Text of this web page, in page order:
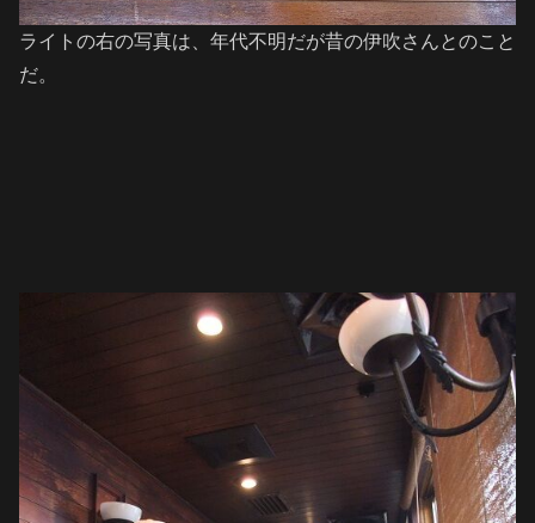
ライトの右の写真は、年代不明だが昔の伊吹さんとのこと
だ。